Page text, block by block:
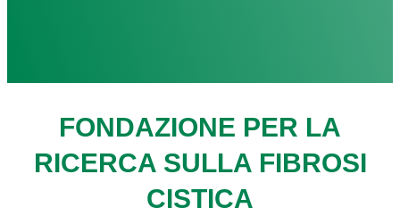
FONDAZIONE PER LA
RICERCA SULLA FIBROSI
CISTICA